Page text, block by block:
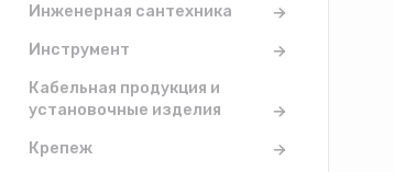
Инженерная сантехника
Инструмент
Кабельная продукция и
установочные изделия
Крепеж